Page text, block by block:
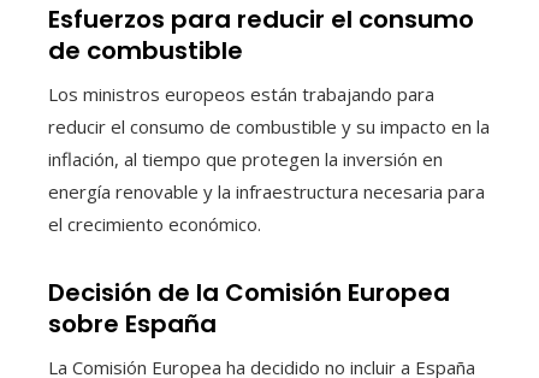
Esfuerzos para reducir el consumo
de combustible
Los ministros europeos están trabajando para
reducir el consumo de combustible y su impacto en la
inflación, al tiempo que protegen la inversión en
energía renovable y la infraestructura necesaria para
el crecimiento económico.
Decisión de la Comisión Europea
sobre España
La Comisión Europea ha decidido no incluir a España